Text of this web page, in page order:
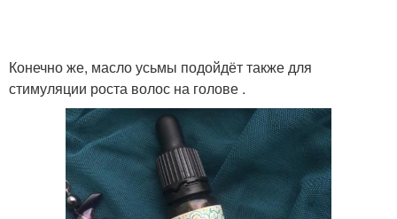
Конечно же, масло усьмы подойдёт также для
стимуляции роста волос на голове .